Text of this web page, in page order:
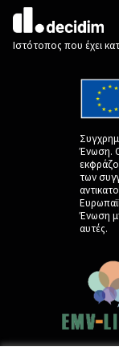
(Εξωτερική
Ιστότοπος που έχει
Ένωση.
των
Ένωση
αυτές.